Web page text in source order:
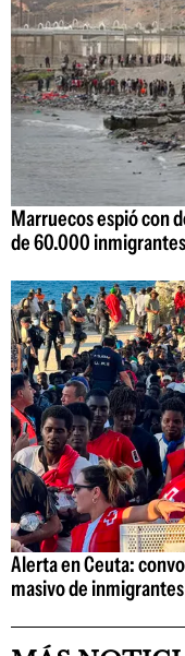
Marruecos espió con
de 60.000
Alerta en Ceuta:
masivo de